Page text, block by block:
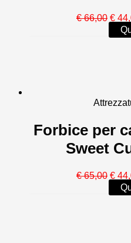
€66,00 Il
€
Forbice per
Sweet
€65,00 Il
€